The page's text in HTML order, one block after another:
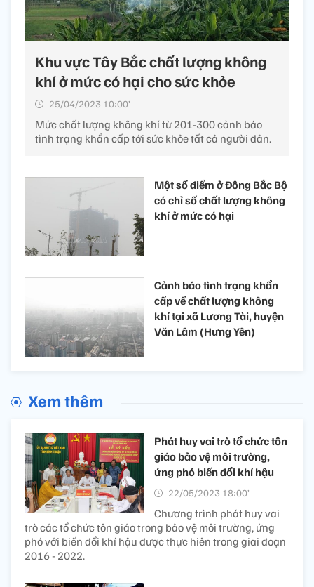
Khu vực Tây Bắc chất lượng không
khí ở mức có hại cho sức khỏe
25/04/2023 10:00’
Mức chất lượng không khí từ 201-300 cảnh báo
tình trạng khẩn cấp tới sức khỏe tất cả người dân.
Một số điểm ở Đông Bắc Bộ
có chỉ số chất lượng không
khí ở mức có hại
Cảnh báo tình trạng khẩn
cấp về chất lượng không
khí tại xã Lương Tài, huyện
Văn Lâm (Hưng Yên)
Xem thêm
Phát huy vai trò tổ chức tôn
giáo bảo vệ môi trường,
ứng phó biến đổi khí hậu
22/05/2023 18:00’
Chương trình phát huy vai
trò các tổ chức tôn giáo trong bảo vệ môi trường, ứng
phó với biến đổi khí hậu được thực hiên trong giai đoạn
2016 - 2022.